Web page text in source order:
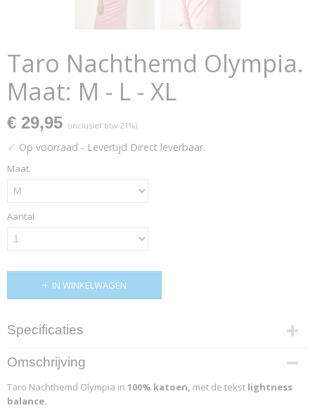
Taro Nachthemd Olympia.
Maat: M - L - XL
€ 29,95 (inclusief btw 21%)
✓ Op voorraad - Levertijd Direct leverbaar.
Maat.
Aantal
IN WINKELWAGEN
Specificaties
Productcode
4579-11730
Omschrijving
Taro Nachthemd Olympia in 100% katoen, met de tekst lightness
balance.